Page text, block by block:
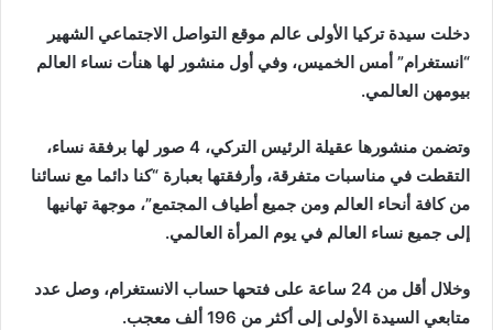
دخلت سيدة تركيا الأولى عالم موقع التواصل الاجتماعي الشهير
“انستغرام” أمس الخميس، وفي أول منشور لها هنأت نساء العالم
بيومهن العالمي.
وتضمن منشورها عقيلة الرئيس التركي، 4 صور لها برفقة نساء،
التقطت في مناسبات متفرقة، وأرفقتها بعبارة “كنا دائما مع نسائنا
من كافة أنحاء العالم ومن جميع أطياف المجتمع”، موجهة تهانيها
إلى جميع نساء العالم في يوم المرأة العالمي.
وخلال أقل من 24 ساعة على فتحها حساب الانستغرام، وصل عدد
متابعي السيدة الأولى إلى أكثر من 196 ألف معجب.